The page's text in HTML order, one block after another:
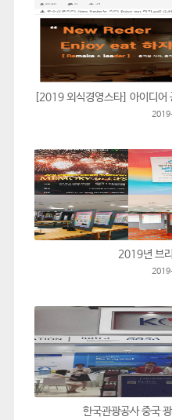
2019년 브
한국관광공사 중국